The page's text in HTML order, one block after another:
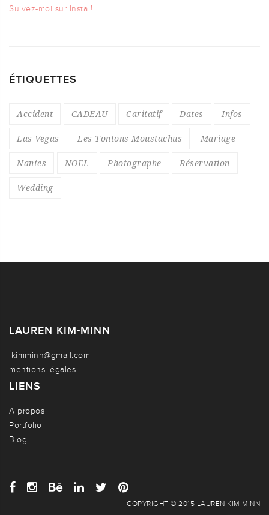
Suivez-moi sur Insta !
ÉTIQUETTES
Accident CADEAU Caritatif Dates Infos
Las Vegas Les Tontons Moustachus Mariage
Nantes NOEL Photographe Réservation
Wedding
LAUREN KIM-MINN
lkimminn@gmail.com
mentions légales
LIENS
A propos
Portfolio
Blog
COPYRIGHT © 2015 LAUREN KIM-MINN